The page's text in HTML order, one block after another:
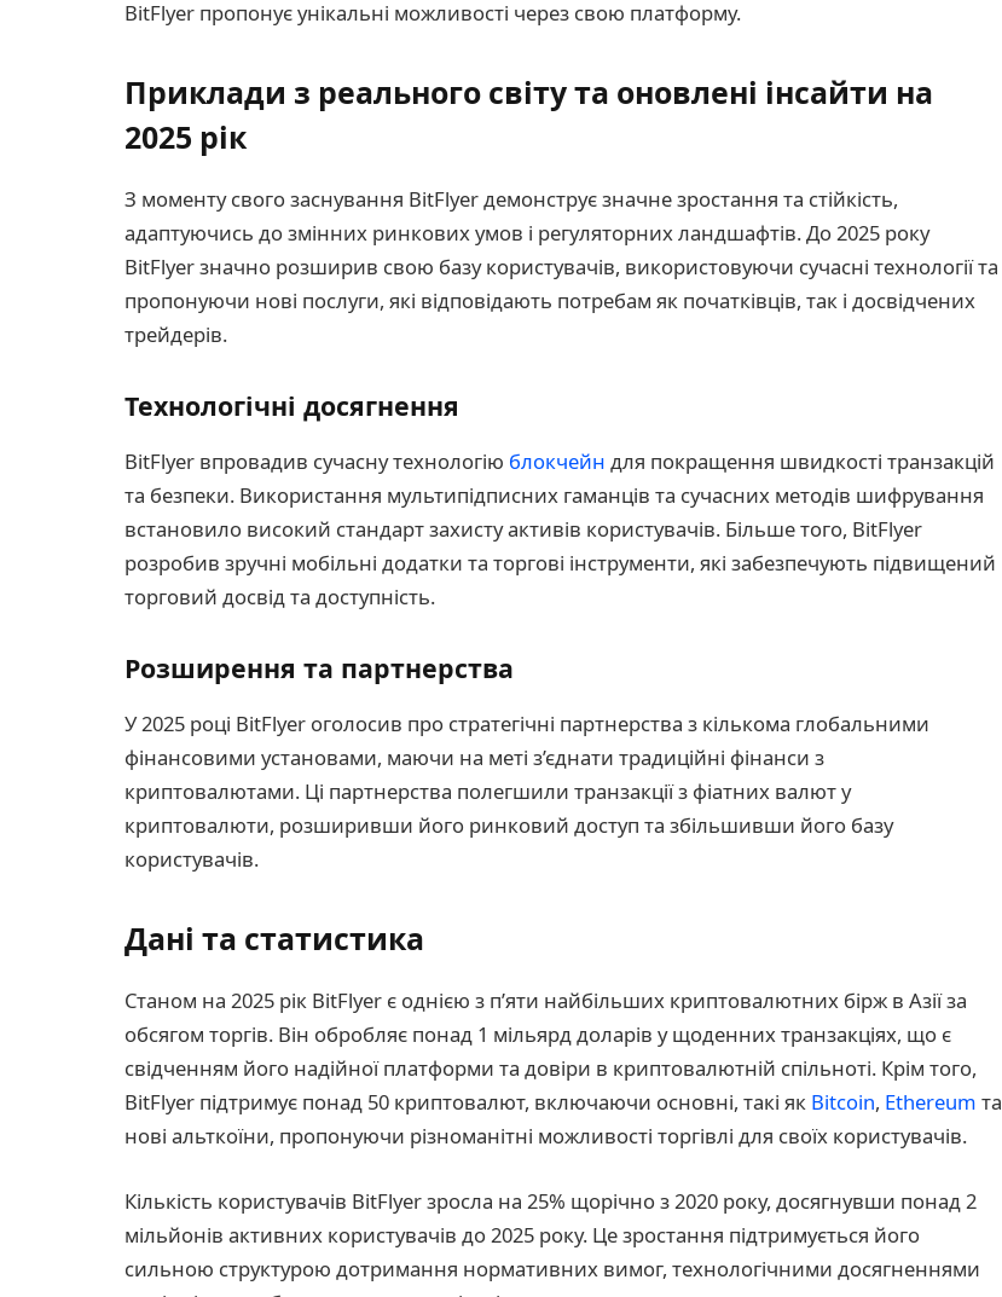
BitFlyer пропонує унікальні можливості через свою платформу.
Приклади з реального світу та оновлені інсайти на
2025 рік
З моменту свого заснування BitFlyer демонструє значне зростання та стійкість,
адаптуючись до змінних ринкових умов і регуляторних ландшафтів. До 2025 року
BitFlyer значно розширив свою базу користувачів, використовуючи сучасні технології та
пропонуючи нові послуги, які відповідають потребам як початківців, так і досвідчених
трейдерів.
Технологічні досягнення
BitFlyer впровадив сучасну технологію блокчейн для покращення швидкості транзакцій
та безпеки. Використання мультипідписних гаманців та сучасних методів шифрування
встановило високий стандарт захисту активів користувачів. Більше того, BitFlyer
розробив зручні мобільні додатки та торгові інструменти, які забезпечують підвищений
торговий досвід та доступність.
Розширення та партнерства
У 2025 році BitFlyer оголосив про стратегічні партнерства з кількома глобальними
фінансовими установами, маючи на меті з’єднати традиційні фінанси з
криптовалютами. Ці партнерства полегшили транзакції з фіатних валют у
криптовалюти, розширивши його ринковий доступ та збільшивши його базу
користувачів.
Дані та статистика
Станом на 2025 рік BitFlyer є однією з п’яти найбільших криптовалютних бірж в Азії за
обсягом торгів. Він обробляє понад 1 мільярд доларів у щоденних транзакціях, що є
свідченням його надійної платформи та довіри в криптовалютній спільноті. Крім того,
BitFlyer підтримує понад 50 криптовалют, включаючи основні, такі як Bitcoin, Ethereum та
нові альткоїни, пропонуючи різноманітні можливості торгівлі для своїх користувачів.
Кількість користувачів BitFlyer зросла на 25% щорічно з 2020 року, досягнувши понад 2
мільйонів активних користувачів до 2025 року. Це зростання підтримується його
сильною структурою дотримання нормативних вимог, технологічними досягненнями